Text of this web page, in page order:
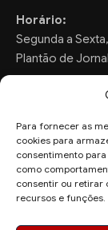
Para fornecer as
cookies para
consentimento
como
consentir ou retirar
recursos e funções.
Horário:
Segunda a
Plantão de
FALE
Sugestões de